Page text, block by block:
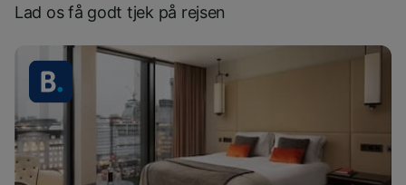
Lad os få godt tjek på rejsen